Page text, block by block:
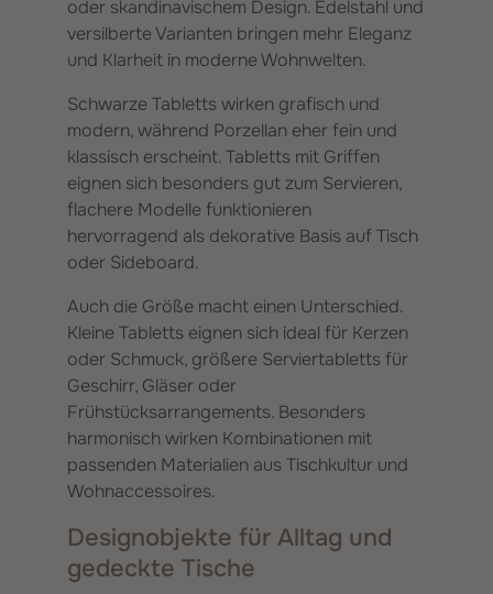
oder skandinavischem Design. Edelstahl und
versilberte Varianten bringen mehr Eleganz
und Klarheit in moderne Wohnwelten.
Schwarze Tabletts wirken grafisch und
modern, während Porzellan eher fein und
klassisch erscheint. Tabletts mit Griffen
eignen sich besonders gut zum Servieren,
flachere Modelle funktionieren
hervorragend als dekorative Basis auf Tisch
oder Sideboard.
Auch die Größe macht einen Unterschied.
Kleine Tabletts eignen sich ideal für Kerzen
oder Schmuck, größere Serviertabletts für
Geschirr, Gläser oder
Frühstücksarrangements. Besonders
harmonisch wirken Kombinationen mit
passenden Materialien aus Tischkultur und
Wohnaccessoires.
Designobjekte für Alltag und
gedeckte Tische